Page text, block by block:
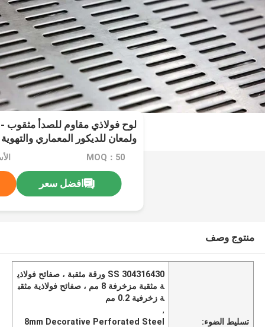
لوح فولاذي مقاوم للصدأ مثقوب
ولمعان للديكور المعماري والتهوية
MOQ：50
افضل سعر
منتوج وصف
تسليط الضوء:
304316430 SS ورقة مثقبة ، صفائح فولاذي
ة مثقبة مزخرفة 8 مم ، صفائح فولاذية مثقب
ة زخرفية 0.2 مم
,
8mm Decorative Perforated Steel